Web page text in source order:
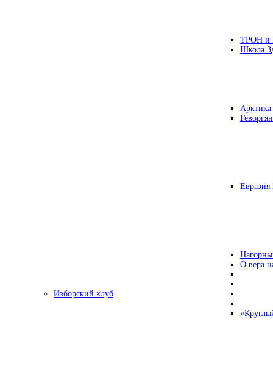
ТРОН и
Школа
Евразия
О вера
Изборский клуб